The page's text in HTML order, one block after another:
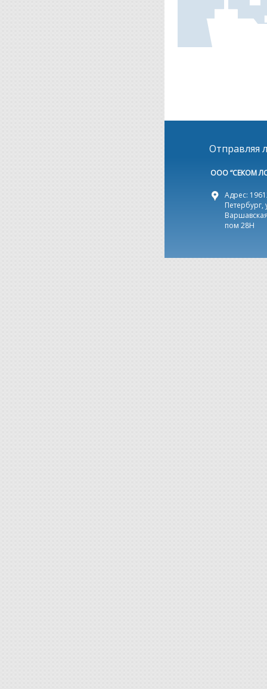
Отправляя
ООО “СЕКОМ
Адрес:
Петербург,
пом 28Н